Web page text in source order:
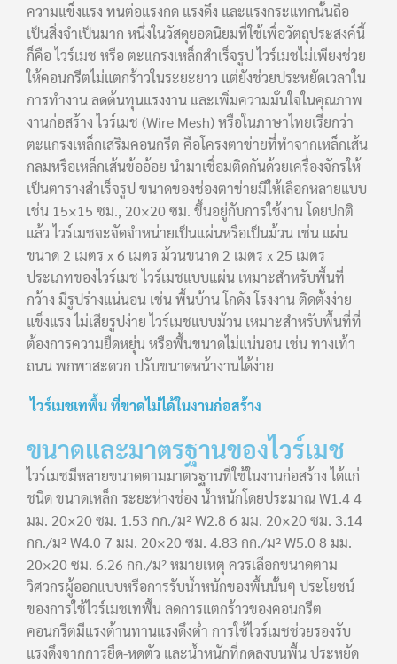
ความแข็งแรง ทนต่อแรงกด แรงดึง และแรงกระแทกนั้นถือ
เป็นสิ่งจำเป็นมาก หนึ่งในวัสดุยอดนิยมที่ใช้เพื่อวัตถุประสงค์นี้
ก็คือ ไวร์เมช หรือ ตะแกรงเหล็กสำเร็จรูป ไวร์เมชไม่เพียงช่วย
ให้คอนกรีตไม่แตกร้าวในระยะยาว แต่ยังช่วยประหยัดเวลาใน
การทำงาน ลดต้นทุนแรงงาน และเพิ่มความมั่นใจในคุณภาพ
งานก่อสร้าง ไวร์เมช (Wire Mesh) หรือในภาษาไทยเรียกว่า
ตะแกรงเหล็กเสริมคอนกรีต คือโครงตาข่ายที่ทำจากเหล็กเส้น
กลมหรือเหล็กเส้นข้ออ้อย นำมาเชื่อมติดกันด้วยเครื่องจักรให้
เป็นตารางสำเร็จรูป ขนาดของช่องตาข่ายมีให้เลือกหลายแบบ
เช่น 15×15 ซม., 20×20 ซม. ขึ้นอยู่กับการใช้งาน โดยปกติ
แล้ว ไวร์เมชจะจัดจำหน่ายเป็นแผ่นหรือเป็นม้วน เช่น แผ่น
ขนาด 2 เมตร x 6 เมตร ม้วนขนาด 2 เมตร x 25 เมตร
ประเภทของไวร์เมช ไวร์เมชแบบแผ่น เหมาะสำหรับพื้นที่
กว้าง มีรูปร่างแน่นอน เช่น พื้นบ้าน โกดัง โรงงาน ติดตั้งง่าย
แข็งแรง ไม่เสียรูปง่าย ไวร์เมชแบบม้วน เหมาะสำหรับพื้นที่ที่
ต้องการความยืดหยุ่น หรือพื้นขนาดไม่แน่นอน เช่น ทางเท้า
ถนน พกพาสะดวก ปรับขนาดหน้างานได้ง่าย
ไวร์เมชเทพื้น ที่ขาดไม่ได้ในงานก่อสร้าง
ขนาดและมาตรฐานของไวร์เมช
ไวร์เมชมีหลายขนาดตามมาตรฐานที่ใช้ในงานก่อสร้าง ได้แก่
ชนิด ขนาดเหล็ก ระยะห่างช่อง น้ำหนักโดยประมาณ W1.4 4
มม. 20×20 ซม. 1.53 กก./ม² W2.8 6 มม. 20×20 ซม. 3.14
กก./ม² W4.0 7 มม. 20×20 ซม. 4.83 กก./ม² W5.0 8 มม.
20×20 ซม. 6.26 กก./ม² หมายเหตุ ควรเลือกขนาดตาม
วิศวกรผู้ออกแบบหรือการรับน้ำหนักของพื้นนั้นๆ ประโยชน์
ของการใช้ไวร์เมชเทพื้น ลดการแตกร้าวของคอนกรีต
คอนกรีตมีแรงต้านทานแรงดึงต่ำ การใช้ไวร์เมชช่วยรองรับ
แรงดึงจากการยืด-หดตัว และน้ำหนักที่กดลงบนพื้น ประหยัด